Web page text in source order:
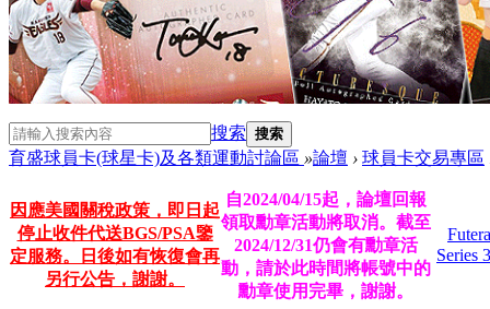
搜索 搜索
育盛球員卡(球星卡)及各類運動討論區 »論壇 › 球員卡交易專區
因應美國關稅政策，即日起
停止收件代送BGS/PSA鑒
定服務。日後如有恢復會再
另行公告，謝謝。
自2024/04/15起，論壇回報
領取勳章活動將取消。截至
2024/12/31仍會有勳章活
動，請於此時間將帳號中的
勳章使用完畢，謝謝。
Series